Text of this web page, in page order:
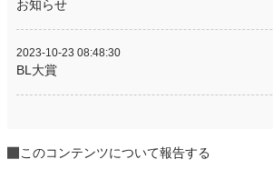
お知らせ
2023-10-23 08:48:30
BL大賞
このコンテンツについて報告する